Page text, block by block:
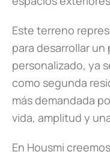
Este terreno
para desarrollar
personalizado, ya
como segunda
más demandada
vida, amplitud y
En Housmi